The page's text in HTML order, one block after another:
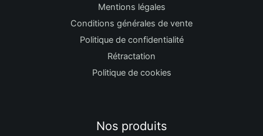
Mentions légales
Conditions générales de vente
Politique de confidentialité
Rétractation
Politique de cookies
Nos produits